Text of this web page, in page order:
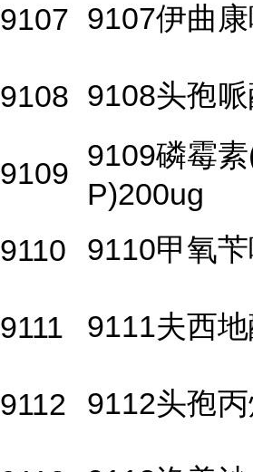
9107 9107伊曲
9108 9108头孢
9109
9109磷霉
P)200ug
9110
9110甲氧
9111 9111夫西
9112 9112头孢